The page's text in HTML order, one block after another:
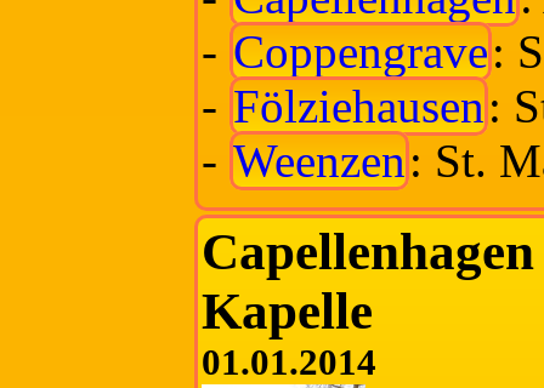
- Coppengrave:
- Fölziehausen:
- Weenzen: St.
Kapelle
01.01.2014